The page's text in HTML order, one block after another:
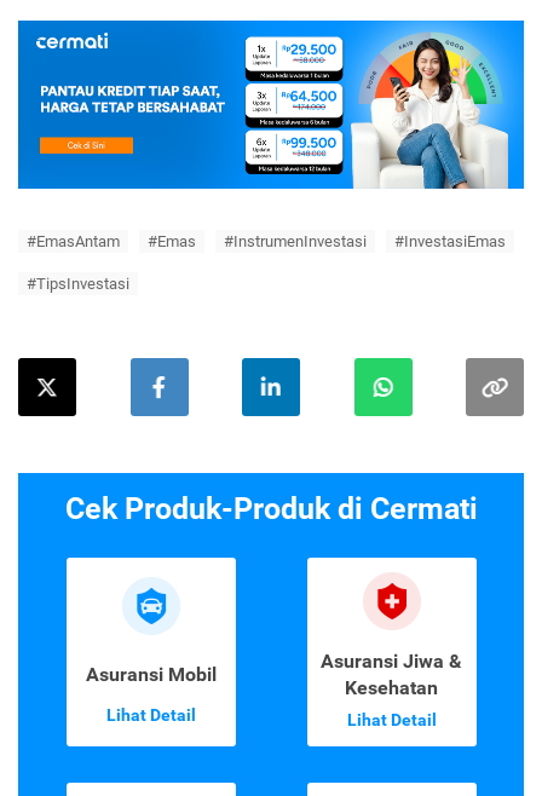
#EmasAntam #Emas #InstrumenInvestasi #InvestasiEmas
#TipsInvestasi
Cek Produk-Produk di Cermati
Asuransi Mobil
Lihat Detail
Asuransi Jiwa &
Kesehatan
Lihat Detail